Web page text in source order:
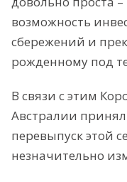
возможность
сбережений и
рожденному под
В связи с этим
Австралии
перевыпуск этой
незначительно